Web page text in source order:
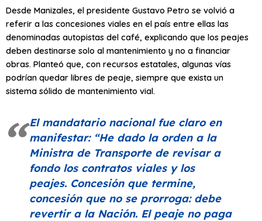
Desde Manizales, el presidente Gustavo Petro se volvió a
referir a las concesiones viales en el país entre ellas las
denominadas autopistas del café, explicando que los peajes
deben destinarse solo al mantenimiento y no a financiar
obras. Planteó que, con recursos estatales, algunas vías
podrían quedar libres de peaje, siempre que exista un
sistema sólido de mantenimiento vial.
El mandatario nacional fue claro en
manifestar: “He dado la orden a la
Ministra de Transporte de revisar a
fondo los contratos viales y los
peajes. Concesión que termine,
concesión que no se prorroga: debe
revertir a la Nación. El peaje no paga